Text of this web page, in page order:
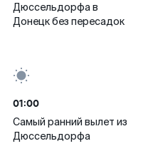
Дюссельдорфа в
Донецк без пересадок
01:00
Самый ранний вылет из
Дюссельдорфа